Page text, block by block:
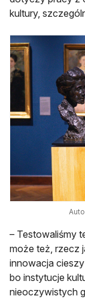
kultury,
– Testowaliśmy
może też, rzecz
innowacja
bo instytucje
nieoczywistych